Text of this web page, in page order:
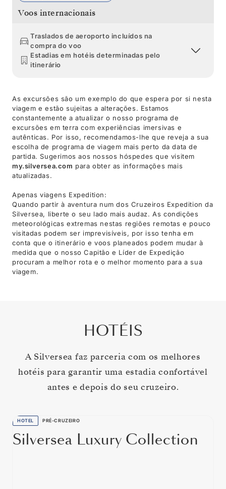
Voos internacionais
Traslados de aeroporto incluídos na
compra do voo
Estadias em hotéis determinadas pelo
itinerário
As excursões são um exemplo do que espera por si nesta
viagem e estão sujeitas a alterações. Estamos
constantemente a atualizar o nosso programa de
excursões em terra com experiências imersivas e
autênticas. Por isso, recomendamos-lhe que reveja a sua
escolha de programa de viagem mais perto da data de
partida. Sugerimos aos nossos hóspedes que visitem
my.silversea.com para obter as informações mais
atualizadas.
Apenas viagens Expedition:
Quando partir à aventura num dos Cruzeiros Expedition da
Silversea, liberte o seu lado mais audaz. As condições
meteorológicas extremas nestas regiões remotas e pouco
visitadas podem ser imprevisíveis, por isso tenha em
conta que o itinerário e voos planeados podem mudar à
medida que o nosso Capitão e Líder de Expedição
procuram a melhor rota e o melhor momento para a sua
viagem.
HOTÉIS
A Silversea faz parceria com os melhores
hotéis para garantir uma estadia confortável
antes e depois do seu cruzeiro.
HOTEL PRÉ-CRUZEIRO
Silversea Luxury Collection